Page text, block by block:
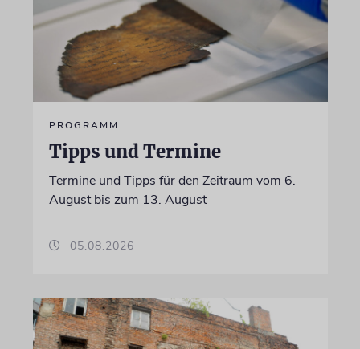
PROGRAMM
Tipps und Termine
Termine und Tipps für den Zeitraum vom 6.
August bis zum 13. August
05.08.2026